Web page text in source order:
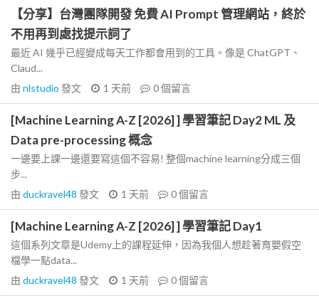
【分享】台灣團隊開發 免費 AI Prompt 管理網站，終於
不用再到處找提示詞了
最近 AI 幾乎已經變成每天工作都會用到的工具。像是 ChatGPT、
Claud...
由 nlstudio 發文 1 天前 0個留言
[Machine Learning A-Z [2026] ] 學習筆記 Day2 ML 及
Data pre-processing 概念
一邊要上課一邊還要寫這個不容易! 整個machine learning分成三個
步...
由 duckravel48 發文 1 天前 0個留言
[Machine Learning A-Z [2026] ] 學習筆記 Day1
這個系列文章是Udemy上的課程延伸，因為我個人想趁著育嬰假空
檔學一點data...
由 duckravel48 發文 1 天前 0個留言